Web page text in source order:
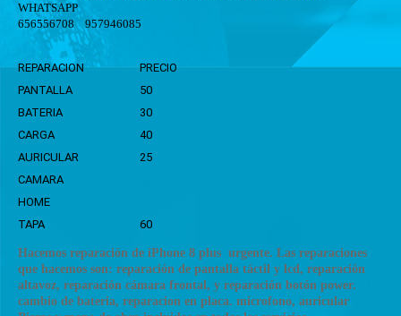
WHATSAPP
656556708 957946085
REPARACION
PRECIO
PANTALLA
50
BATERIA
30
CARGA
40
AURICULAR
25
CAMARA
HOME
TAPA
60
Hacemos reparación de iPhone 8 plus urgente. Las reparaciones
que hacemos son: reparación de pantalla táctil y lcd, reparación
altavoz, reparación cámara frontal, y reparación botón power.
cambio de bateria, reparacion en placa. microfono, auricular